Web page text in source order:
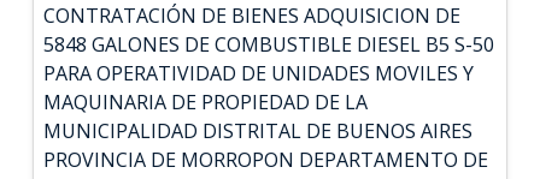
CONTRATACIÓN DE BIENES ADQUISICION DE
5848 GALONES DE COMBUSTIBLE DIESEL B5 S-50
PARA OPERATIVIDAD DE UNIDADES MOVILES Y
MAQUINARIA DE PROPIEDAD DE LA
MUNICIPALIDAD DISTRITAL DE BUENOS AIRES
PROVINCIA DE MORROPON DEPARTAMENTO DE